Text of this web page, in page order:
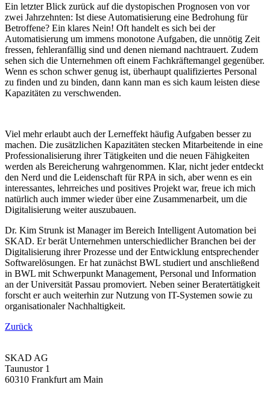
Ein letzter Blick zurück auf die dystopischen Prognosen von vor
zwei Jahrzehnten: Ist diese Automatisierung eine Bedrohung für
Betroffene? Ein klares Nein! Oft handelt es sich bei der
Automatisierung um immens monotone Aufgaben, die unnötig Zeit
fressen, fehleranfällig sind und denen niemand nachtrauert. Zudem
sehen sich die Unternehmen oft einem Fachkräftemangel gegenüber.
Wenn es schon schwer genug ist, überhaupt qualifiziertes Personal
zu finden und zu binden, dann kann man es sich kaum leisten diese
Kapazitäten zu verschwenden.
Viel mehr erlaubt auch der Lerneffekt häufig Aufgaben besser zu
machen. Die zusätzlichen Kapazitäten stecken Mitarbeitende in eine
Professionalisierung ihrer Tätigkeiten und die neuen Fähigkeiten
werden als Bereicherung wahrgenommen. Klar, nicht jeder entdeckt
den Nerd und die Leidenschaft für RPA in sich, aber wenn es ein
interessantes, lehrreiches und positives Projekt war, freue ich mich
natürlich auch immer wieder über eine Zusammenarbeit, um die
Digitalisierung weiter auszubauen.
Dr. Kim Strunk ist Manager im Bereich Intelligent Automation bei
SKAD. Er berät Unternehmen unterschiedlicher Branchen bei der
Digitalisierung ihrer Prozesse und der Entwicklung entsprechender
Softwarelösungen. Er hat zunächst BWL studiert und anschließend
in BWL mit Schwerpunkt Management, Personal und Information
an der Universität Passau promoviert. Neben seiner Beratertätigkeit
forscht er auch weiterhin zur Nutzung von IT-Systemen sowie zu
organisationaler Nachhaltigkeit.
Zurück
SKAD AG
Taunustor 1
60310 Frankfurt am Main